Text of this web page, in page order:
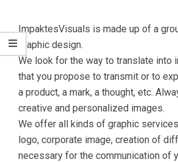
ImpaktesVisuals is made up of a
graphic design.
We look for the way to translate into
that you propose to transmit or to
a product, a mark, a thought, etc.
creative and personalized images.
We offer all kinds of graphic
logo, corporate image, creation of
necessary for the communication of